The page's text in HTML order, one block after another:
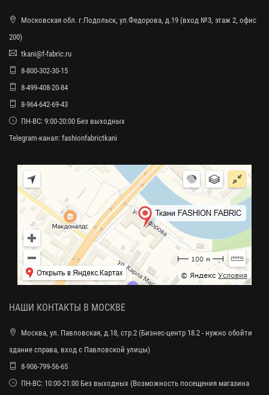
Московская обл. г.Подольск, ул.Федорова, д.19 (вход №3, этаж 2, офис
200)
tkani@f-fabric.ru
8-800-302-30-15
8-499-408-20-84
8-964-642-69-43
ПН-ВС: 9:00-20:00 Без выходных
Telegram-канал: fashionfabrictkani
НАШИ КОНТАКТЫ В МОСКВЕ
Москва, ул. Павловская, д.18, стр.2 (Бизнес-центр 18.2 - нужно обойти
здание справа, вход с Павловской улицы)
8-906-799-56-65
ПН-ВС: 10:00-21:00 Без выходных (Возможность посещения магазина